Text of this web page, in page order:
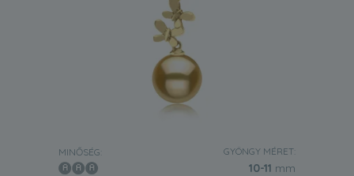
MINŐSÉG: GYÖNGY MÉRET:
10-11 mm